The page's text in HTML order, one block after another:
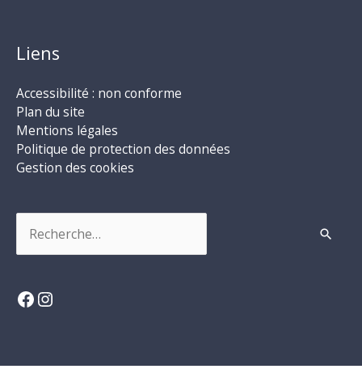
Liens
Accessibilité : non conforme
Plan du site
Mentions légales
Politique de protection des données
Gestion des cookies
Facebook
Instagram